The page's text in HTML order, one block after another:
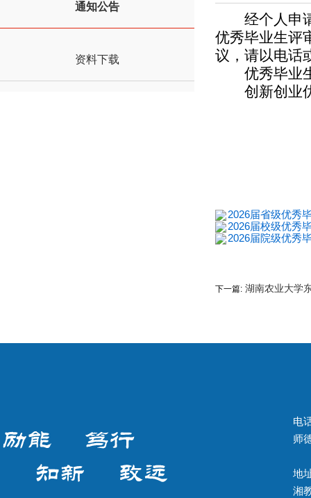
通知公告
资料下载
经个人申
优秀毕业生评
议，请以电话
优秀毕业
创新创业
2026届省级优秀
2026届校级优秀
2026届院级优秀
下一篇: 湖南农业大学
电
师
地
湘